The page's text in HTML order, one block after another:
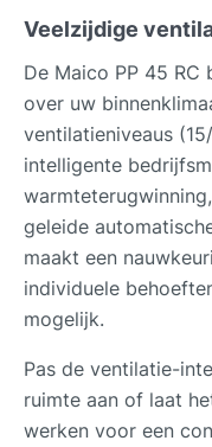
Veelzijdige
De Maico PP 45
over uw
ventilatieniveaus
intelligente
geleide
maakt een
individuele
mogelijk.
Pas de ventilatie-
ruimte aan of laat
werken voor een